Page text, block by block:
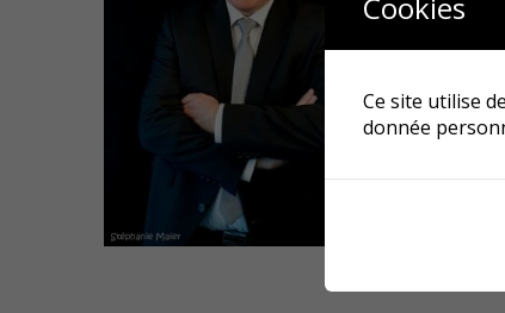
Ce site utilise
donnée